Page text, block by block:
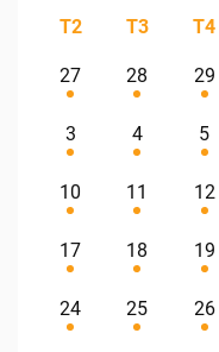
T2 T3 T4
27 28 29
3 4 5
10 11 12
17 18 19
24 25 26